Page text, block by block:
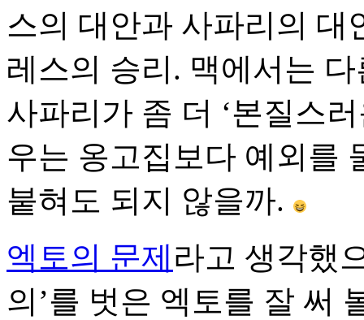
스의 대안과 사파리의 대
레스의 승리. 맥에서는
사파리가 좀 더 ‘본질스
우는 옹고집보다 예외를
붙혀도 되지 않을까.
엑토의 문제라고 생각했
의’를 벗은 엑토를 잘 써